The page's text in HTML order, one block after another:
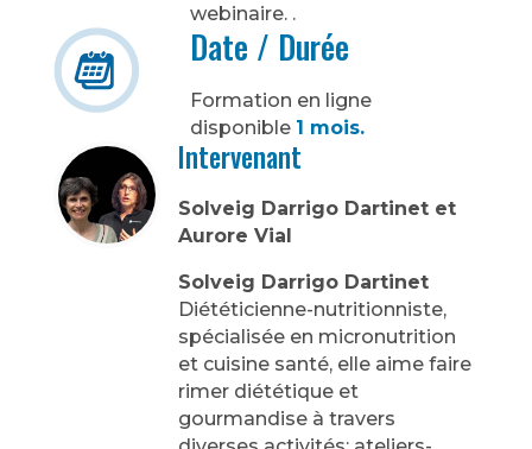
webinaire. .
Date / Durée
Formation en ligne
disponible 1 mois.
Intervenant
Solveig Darrigo Dartinet et
Aurore Vial
Solveig Darrigo Dartinet
Diététicienne-nutritionniste,
spécialisée en micronutrition
et cuisine santé, elle aime faire
rimer diététique et
gourmandise à travers